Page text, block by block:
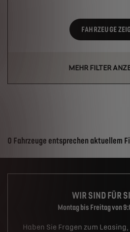
FAHRZEUGE
MEHR FILTER
Suchergebnisse
0 Fahrzeuge entsprechen aktuellem
WIR SIND FÜR
Montag bis Freitag von
Haben Sie Fragen zum